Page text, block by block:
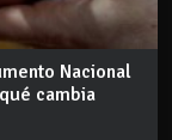
Nacional
cambia